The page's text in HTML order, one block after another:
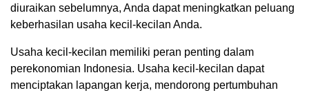
diuraikan sebelumnya, Anda dapat meningkatkan peluang
keberhasilan usaha kecil-kecilan Anda.
Usaha kecil-kecilan memiliki peran penting dalam
perekonomian Indonesia. Usaha kecil-kecilan dapat
menciptakan lapangan kerja, mendorong pertumbuhan